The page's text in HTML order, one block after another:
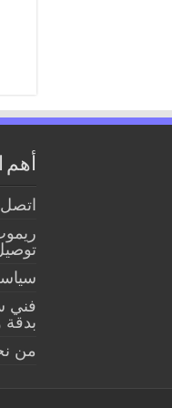
اتصل
فني
بدقة
من